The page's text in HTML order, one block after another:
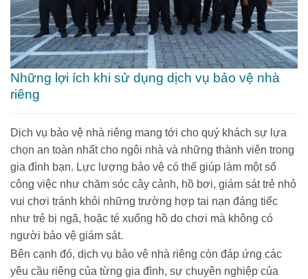
Những lợi ích khi sử dụng dịch vụ bảo vệ nhà
riêng
Dịch vụ bảo vệ nhà riêng mang tới cho quý khách sự lựa
chọn an toàn nhất cho ngôi nhà và những thành viên trong
gia đình bạn. Lực lượng bảo vệ có thể giúp làm một số
công việc như chăm sóc cây cảnh, hồ bơi, giám sát trẻ nhỏ
vui chơi tránh khỏi những trường hợp tai nạn đáng tiếc
như trẻ bị ngã, hoặc té xuống hồ do chơi mà không có
người bảo vệ giám sát.
Bên cạnh đó, dịch vụ bảo vệ nhà riêng còn đáp ứng các
yêu cầu riêng của từng gia đình, sự chuyên nghiệp của